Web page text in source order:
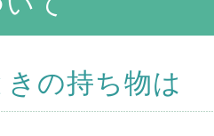
の持ち物は